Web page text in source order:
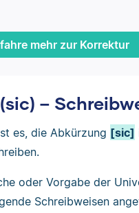
mehr zur Korrektur
–
es, die Abkürzung [sic]
oder Vorgabe der
Schreibweisen